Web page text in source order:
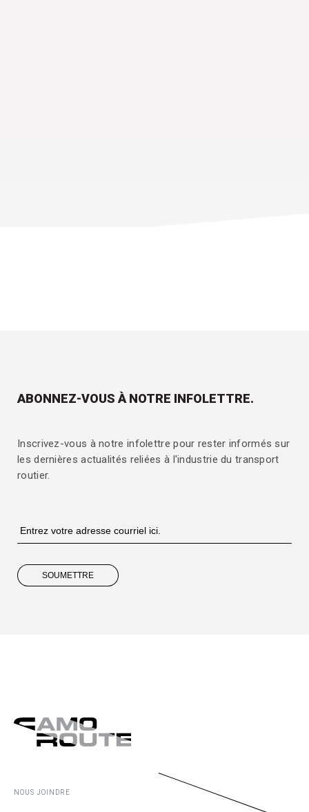
ABONNEZ-VOUS À NOTRE INFOLETTRE.
Inscrivez-vous à notre infolettre pour rester informés sur
les dernières actualités reliées à l'industrie du transport
routier.
SOUMETTRE
NOUS JOINDRE